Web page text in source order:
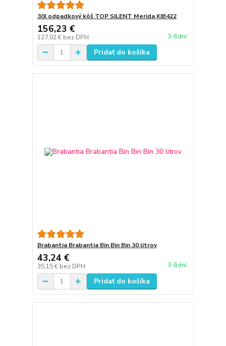
30l odpadkový kôš TOP SILENT Merida KIB422
156,23 €
127,02 € bez DPH 3-6 dní
Pridať do košíka
Brabantia Brabantia Bin Bin Bin 30 litrov
43,24 €
35,15 € bez DPH 3-6 dní
Pridať do košíka